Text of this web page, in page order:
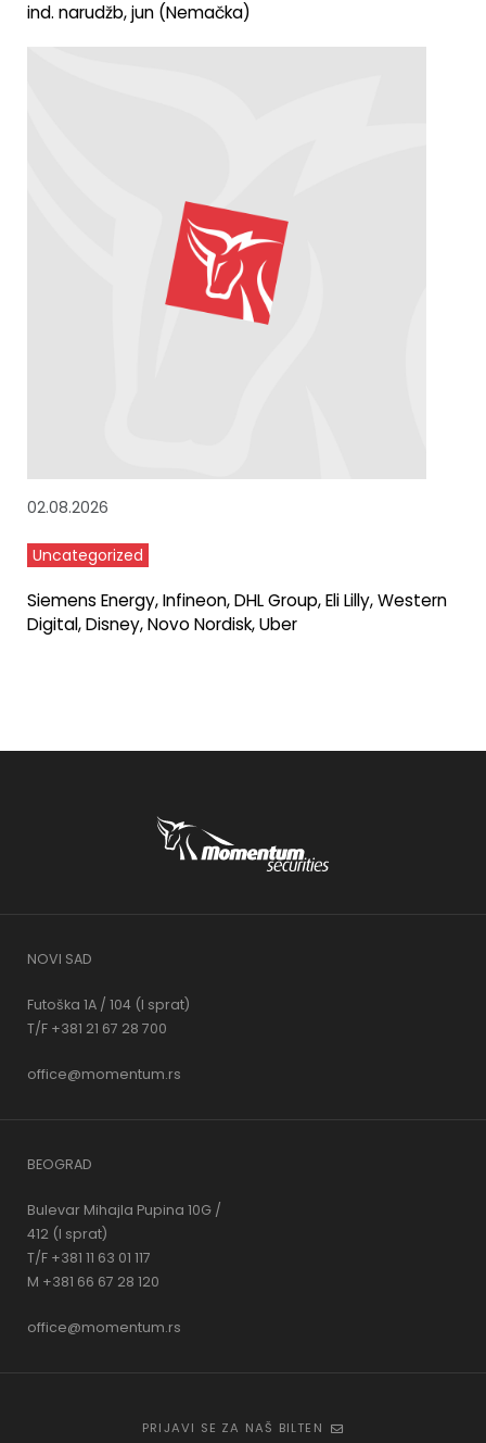
ind. narudžb, jun (Nemačka)
02.08.2026
Uncategorized
Siemens Energy, Infineon, DHL Group, Eli Lilly, Western
Digital, Disney, Novo Nordisk, Uber
NOVI SAD
Futoška 1A / 104 (I sprat)
T/F +381 21 67 28 700
office@momentum.rs
BEOGRAD
Bulevar Mihajla Pupina 10G /
412 (I sprat)
T/F +381 11 63 01 117
M +381 66 67 28 120
office@momentum.rs
PRIJAVI SE ZA NAŠ BILTEN